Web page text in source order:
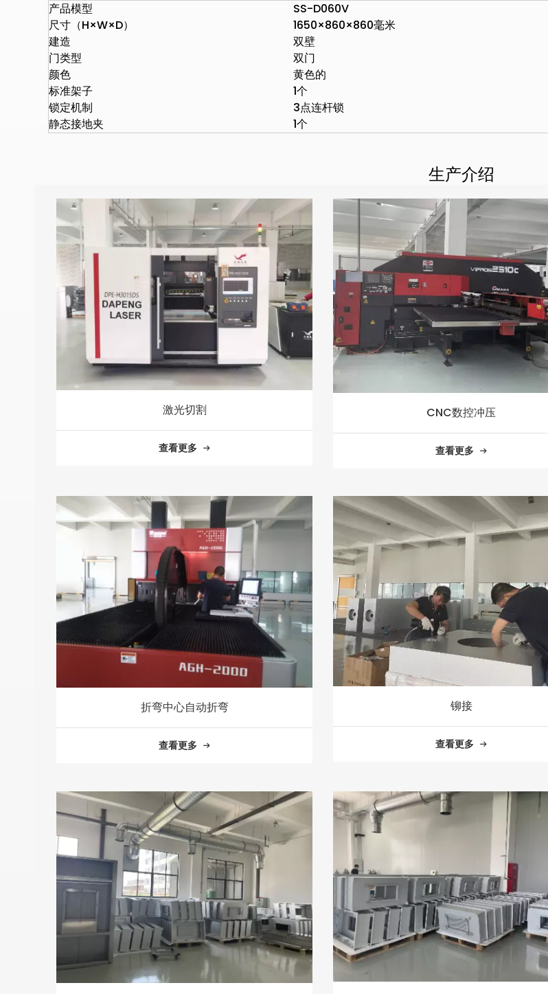
产品模型 SS-D060V
尺寸（H×W×D）
1650×860×860毫米
建造
双壁
门类型
双门
颜色
黄色的
标准架子
1个
锁定机制
3点连杆锁
静态接地夹
1个
生产介绍
激光切割
查看更多
CNC数控冲压
查看更多
折弯中心自动折弯
查看更多
铆接
查看更多